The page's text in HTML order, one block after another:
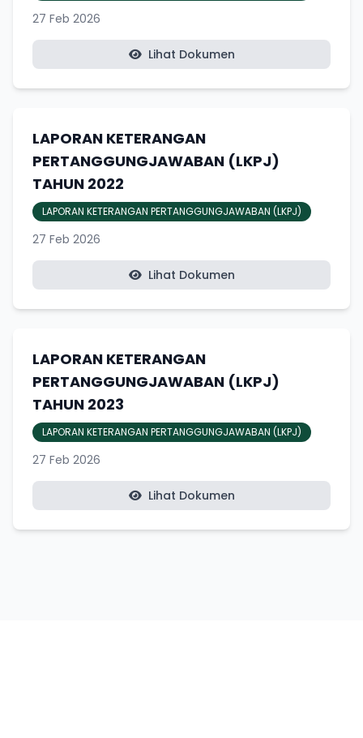
27 Feb 2026
Lihat Dokumen
LAPORAN KETERANGAN
PERTANGGUNGJAWABAN (LKPJ)
TAHUN 2022
LAPORAN KETERANGAN PERTANGGUNGJAWABAN (LKPJ)
27 Feb 2026
Lihat Dokumen
LAPORAN KETERANGAN
PERTANGGUNGJAWABAN (LKPJ)
TAHUN 2023
LAPORAN KETERANGAN PERTANGGUNGJAWABAN (LKPJ)
27 Feb 2026
Lihat Dokumen